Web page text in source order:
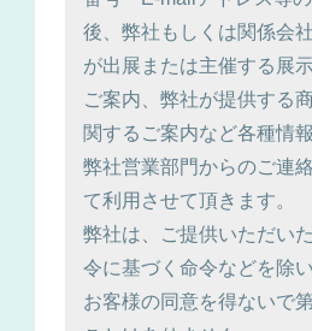
後、弊社もしくは関係会
が出展または主催する展
ご案内、弊社が提供する
関するご案内など各種情
弊社営業部門からのご連
て利用させて頂きます。
弊社は、ご提供いただい
令に基づく命令などを除
お客様の同意を得ないで